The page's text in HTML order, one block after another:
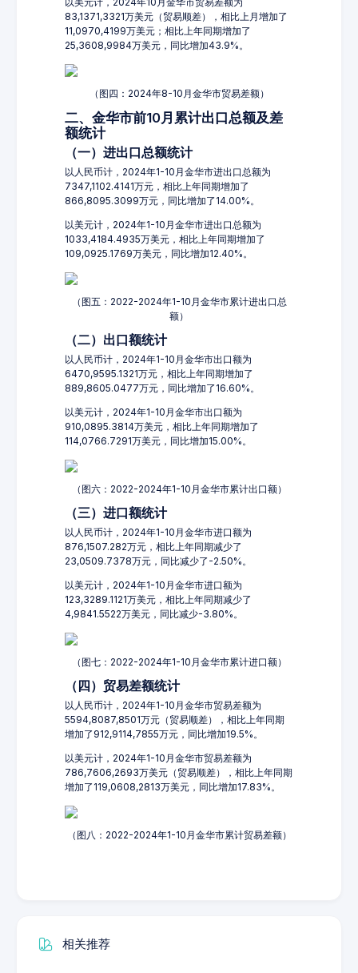
83,1371,3321万美元（贸易顺差），相比上月增加了
11,0970,4199万美元；相比上年同期增加了
25,3608,9984万美元，同比增加43.9%。
（图四：2024年8-10月金华市贸易差额）
二、金华市前10月累计出口总额及差
额统计
（一）进出口总额统计
以人民币计，2024年1-10月金华市进出口总额为
7347,1102.4141万元，相比上年同期增加了
866,8095.3099万元，同比增加了14.00%。
以美元计，2024年1-10月金华市进出口总额为
1033,4184.4935万美元，相比上年同期增加了
109,0925.1769万美元，同比增加12.40%。
（图五：2022-2024年1-10月金华市累计进出口总
额）
（二）出口额统计
以人民币计，2024年1-10月金华市出口额为
6470,9595.1321万元，相比上年同期增加了
889,8605.0477万元，同比增加了16.60%。
以美元计，2024年1-10月金华市出口额为
910,0895.3814万美元，相比上年同期增加了
114,0766.7291万美元，同比增加15.00%。
（图六：2022-2024年1-10月金华市累计出口额）
（三）进口额统计
以人民币计，2024年1-10月金华市进口额为
876,1507.282万元，相比上年同期减少了
23,0509.7378万元，同比减少了-2.50%。
以美元计，2024年1-10月金华市进口额为
123,3289.1121万美元，相比上年同期减少了
4,9841.5522万美元，同比减少-3.80%。
（图七：2022-2024年1-10月金华市累计进口额）
（四）贸易差额统计
以人民币计，2024年1-10月金华市贸易差额为
5594,8087,8501万元（贸易顺差），相比上年同期
增加了912,9114,7855万元，同比增加19.5%。
以美元计，2024年1-10月金华市贸易差额为
786,7606,2693万美元（贸易顺差），相比上年同期
增加了119,0608,2813万美元，同比增加17.83%。
（图八：2022-2024年1-10月金华市累计贸易差额）
相关推荐